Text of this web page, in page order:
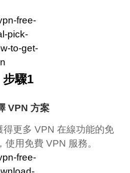
VPN 方案
得更多 VPN 在線功能的免
使用免費 VPN 服務。
步驟1